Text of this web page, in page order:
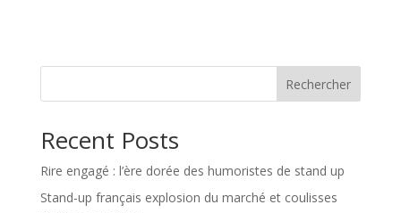
Rechercher
Recent Posts
Rire engagé : l’ère dorée des humoristes de stand up
Stand-up français explosion du marché et coulisses